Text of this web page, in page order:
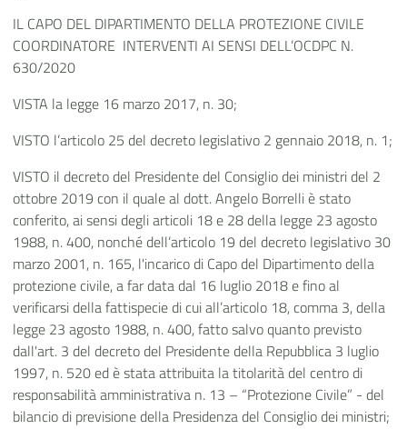
IL CAPO DEL DIPARTIMENTO DELLA PROTEZIONE CIVILE
COORDINATORE INTERVENTI AI SENSI DELL’OCDPC N.
630/2020
VISTA la legge 16 marzo 2017, n. 30;
VISTO l’articolo 25 del decreto legislativo 2 gennaio 2018, n. 1;
VISTO il decreto del Presidente del Consiglio dei ministri del 2
ottobre 2019 con il quale al dott. Angelo Borrelli è stato
conferito, ai sensi degli articoli 18 e 28 della legge 23 agosto
1988, n. 400, nonché dell’articolo 19 del decreto legislativo 30
marzo 2001, n. 165, l'incarico di Capo del Dipartimento della
protezione civile, a far data dal 16 luglio 2018 e fino al
verificarsi della fattispecie di cui all’articolo 18, comma 3, della
legge 23 agosto 1988, n. 400, fatto salvo quanto previsto
dall'art. 3 del decreto del Presidente della Repubblica 3 luglio
1997, n. 520 ed è stata attribuita la titolarità del centro di
responsabilità amministrativa n. 13 – “Protezione Civile” - del
bilancio di previsione della Presidenza del Consiglio dei ministri;